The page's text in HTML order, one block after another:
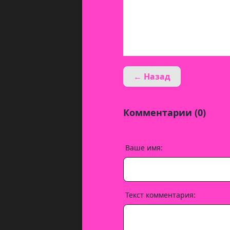
← Назад
Комментарии (0)
Ваше имя:
Текст комментария: